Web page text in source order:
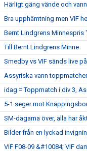
Härligt gäng vände och
Bra upphämtning men VIF
Bernt Lindgrens Minnespris
Till Bernt Lindgrens Minne
Smedby vs VIF sänds live
Assyriska vann
idag = Toppmatch i div 3,
5-1 seger mot
SM-dagarna över, alla har
Bilder från en lyckad
VIF F08-09 &#10084; VIF